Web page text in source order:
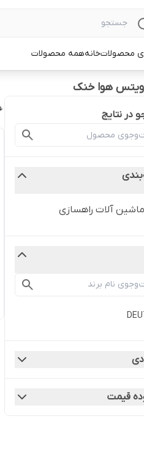
محصولاتخانههمه محصولات
هوا خنک
در نتایج
ماشین آلات راهسازی
قیمت